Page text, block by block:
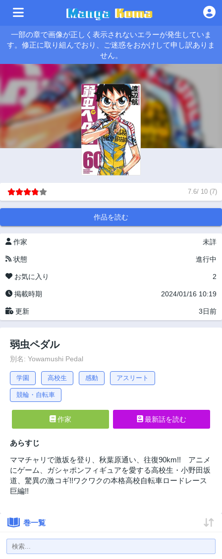
一部の章で画像が正しく表示されないエラーが発生していま
す。修正に取り組んでおり、ご迷惑をおかけして申し訳ありま
せん。
7.6/ 10 (7)
作品を読む
作家 未詳
状態 進行中
お気に入り 2
掲載時期 2024/01/16 10:19
更新 3日前
弱虫ペダル
別名: Yowamushi Pedal
学園 高校生 感動 アスリート
競輪・自転車
作家 最新話を読む
あらすじ
ママチャリで激坂を登り、秋葉原通い、往復90km!! アニメ
にゲーム、ガシャポンフィギュアを愛する高校生・小野田坂
道、驚異の激コギ!!ワクワクの本格高校自転車ロードレース
巨編!!
巻一覧